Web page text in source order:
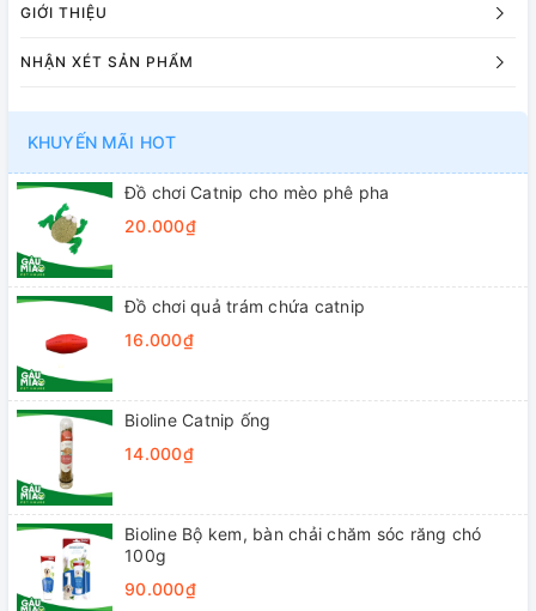
GIỚI THIỆU
NHẬN XÉT SẢN PHẨM
KHUYẾN MÃI HOT
Đồ chơi Catnip cho mèo phê pha
20.000₫
Đồ chơi quả trám chứa catnip
16.000₫
Bioline Catnip ống
14.000₫
Bioline Bộ kem, bàn chải chăm sóc răng chó
100g
90.000₫